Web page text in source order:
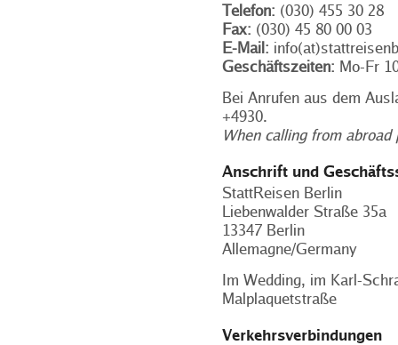
Telefon: (030) 455 30 28
Fax: (030) 45 80 00 03
E-Mail:
Geschäftszeiten: Mo-Fr
Bei Anrufen aus dem
+4930.
When calling from
Anschrift und
StattReisen Berlin
Liebenwalder Straße 35a
13347 Berlin
Allemagne/Germany
Im Wedding, im Karl-
Malplaquetstraße
Verkehrsverbindungen